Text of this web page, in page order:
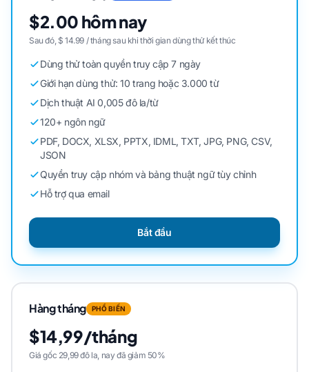
$2.00 hôm nay
Sau đó, $ 14.99 / tháng sau khi thời gian dùng thử kết thúc
Dùng thử toàn quyền truy cập 7 ngày
Giới hạn dùng thử: 10 trang hoặc 3.000 từ
Dịch thuật AI 0,005 đô la/từ
120+ ngôn ngữ
PDF, DOCX, XLSX, PPTX, IDML, TXT, JPG, PNG, CSV,
JSON
Quyền truy cập nhóm và bảng thuật ngữ tùy chỉnh
Hỗ trợ qua email
Bắt đầu
Hàng tháng PHỔ BIẾN
$14,99/tháng
Giá gốc 29,99 đô la, nay đã giảm 50%